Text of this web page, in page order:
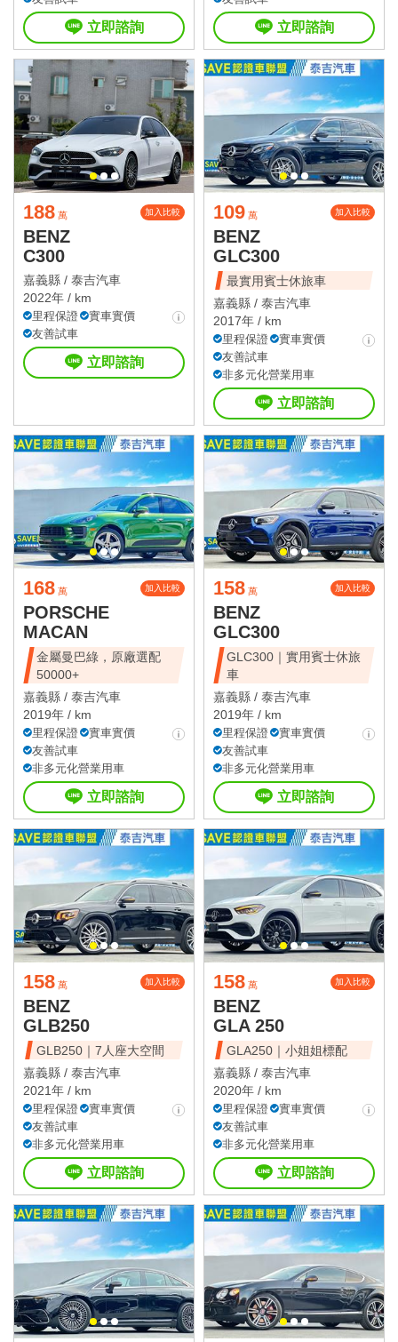
立即諮詢 立即諮詢
188 萬 加入比較
BENZ
C300
嘉義縣 / 泰吉汽車
2022年 / km
里程保證
實車實價
友善試車
立即諮詢
109 萬 加入比較
BENZ
GLC300
最實用賓士休旅車
嘉義縣 / 泰吉汽車
2017年 / km
里程保證
實車實價
友善試車
非多元化營業用車
立即諮詢
168 萬 加入比較
PORSCHE
MACAN
金屬曼巴綠，原廠選配
50000+
嘉義縣 / 泰吉汽車
2019年 / km
里程保證
實車實價
友善試車
非多元化營業用車
立即諮詢
158 萬 加入比較
BENZ
GLC300
GLC300｜實用賓士休旅
車
嘉義縣 / 泰吉汽車
2019年 / km
里程保證
實車實價
友善試車
非多元化營業用車
立即諮詢
158 萬 加入比較
BENZ
GLB250
GLB250｜7人座大空間
嘉義縣 / 泰吉汽車
2021年 / km
里程保證
實車實價
友善試車
非多元化營業用車
立即諮詢
158 萬 加入比較
BENZ
GLA 250
GLA250｜小姐姐標配
嘉義縣 / 泰吉汽車
2020年 / km
里程保證
實車實價
友善試車
非多元化營業用車
立即諮詢